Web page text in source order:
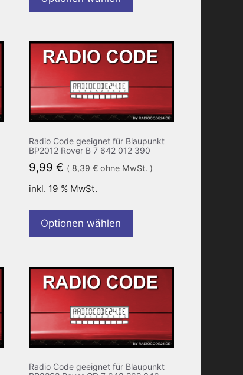
Radio Code geeignet für Blaupunkt
BP2012 Rover B 7 642 012 390
9,99 € ( 8,39 €ohne MwSt. )
inkl. 19 % MwSt.
Optionen wählen
Radio Code geeignet für Blaupunkt